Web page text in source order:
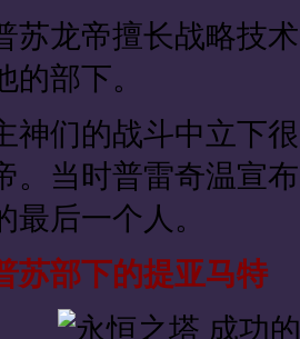
龙帝擅长战略技术
的部下。
们的战斗中立下很
。当时普雷奇温宣
最后一个人。
苏部下的提亚马特